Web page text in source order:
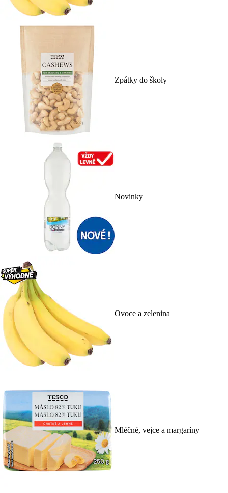
Zpátky do školy
Novinky
Ovoce a zelenina
Mléčné, vejce a margaríny